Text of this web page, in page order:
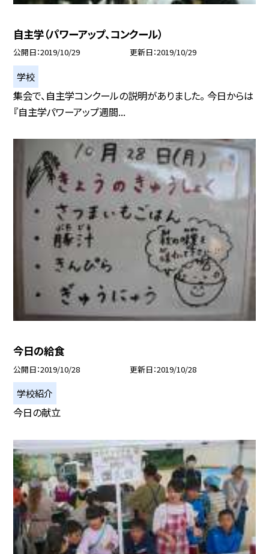
自主学（パワーアップ、コンクール）
公開日 2019/10/29 更新日 2019/10/29
学校
集会で、自主学コンクールの説明がありました。 今日からは
『自主学パワーアップ週間...
今日の給食
公開日 2019/10/28 更新日 2019/10/28
学校紹介
今日の献立